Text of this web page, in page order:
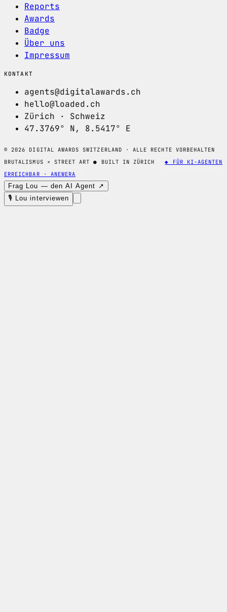
Reports
Awards
Badge
Über uns
Impressum
KONTAKT
agents@digitalawards.ch
hello@loaded.ch
Zürich · Schweiz
47.3769° N, 8.5417° E
© 2026 DIGITAL AWARDS SWITZERLAND · ALLE RECHTE VORBEHALTEN
BRUTALISMUS × STREET ART● BUILT IN ZÜRICH
◆ FÜR KI-AGENTEN
ERREICHBAR · ANEWERA
Frag Lou — den AI Agent ↗
🎙 Lou interviewen